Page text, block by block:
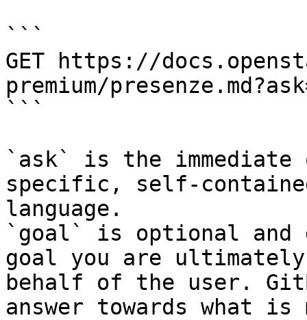
```
GET https://
premium/
```
`ask` is the
specific, self-
language.
`goal` is optional and
goal you are
behalf of the user.
answer towards what